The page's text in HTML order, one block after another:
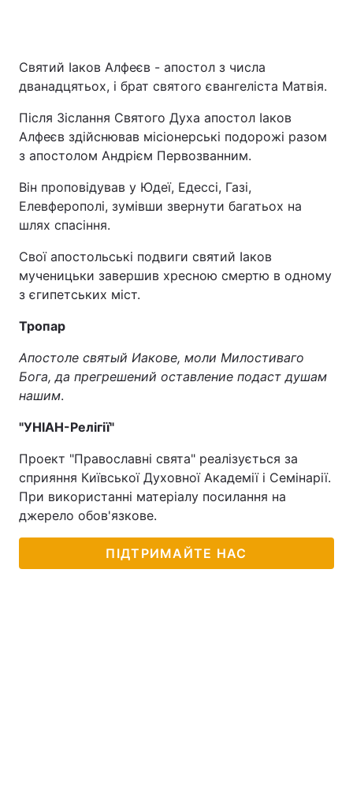
Святий Іаков Алфеєв - апостол з числа
дванадцятьох, і брат святого євангеліста Матвія.
Після Зіслання Святого Духа апостол Іаков
Алфеєв здійснював місіонерські подорожі разом
з апостолом Андрієм Первозванним.
Він проповідував у Юдеї, Едессі, Газі,
Елевферополі, зумівши звернути багатьох на
шлях спасіння.
Свої апостольські подвиги святий Іаков
мученицьки завершив хресною смертю в одному
з єгипетських міст.
Тропар
Апостоле святый Иакове, моли Милостиваго
Бога, да прегрешений оставление подаст душам
нашим.
"УНІАН-Релігії"
Проект "Православні свята" реалізується за
сприяння Київської Духовної Академії і Семінарії.
При використанні матеріалу посилання на
джерело обов'язкове.
ПІДТРИМАЙТЕ НАС